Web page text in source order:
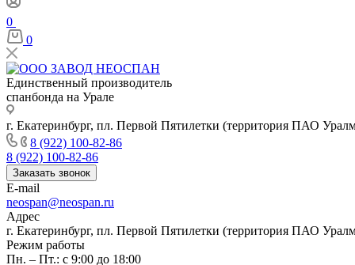
0
0
Единственный производитель
спанбонда на Урале
г. Екатеринбург, пл. Первой Пятилетки (территория ПАО
8 (922) 100-82-86
8 (922) 100-82-86
Заказать звонок
E-mail
neospan@neospan.ru
Адрес
г. Екатеринбург, пл. Первой Пятилетки (территория ПАО
Режим работы
Пн. – Пт.: с 9:00 до 18:00